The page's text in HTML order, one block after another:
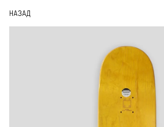
НАЗАД